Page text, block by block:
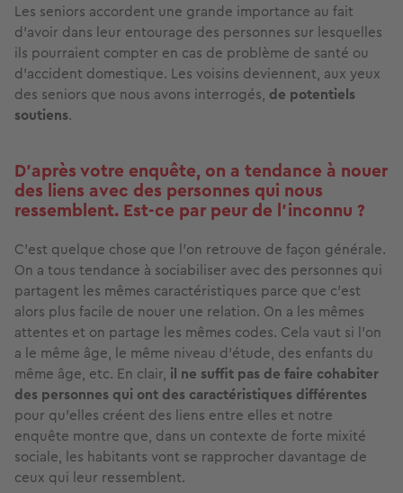
Les seniors accordent une grande importance au fait
d’avoir dans leur entourage des personnes sur lesquelles
ils pourraient compter en cas de problème de santé ou
d’accident domestique. Les voisins deviennent, aux yeux
des seniors que nous avons interrogés, de potentiels
soutiens.
D'après votre enquête, on a tendance à nouer
des liens avec des personnes qui nous
ressemblent. Est-ce par peur de l’inconnu ?
C’est quelque chose que l’on retrouve de façon générale.
On a tous tendance à sociabiliser avec des personnes qui
partagent les mêmes caractéristiques parce que c’est
alors plus facile de nouer une relation. On a les mêmes
attentes et on partage les mêmes codes. Cela vaut si l’on
a le même âge, le même niveau d’étude, des enfants du
même âge, etc. En clair, il ne suffit pas de faire cohabiter
des personnes qui ont des caractéristiques différentes
pour qu’elles créent des liens entre elles et notre
enquête montre que, dans un contexte de forte mixité
sociale, les habitants vont se rapprocher davantage de
ceux qui leur ressemblent.